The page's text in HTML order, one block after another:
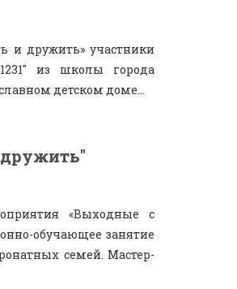
и дружить» участники
из школы города
детском доме...
дружить"
«Выходные с
обучающее занятие
семей. Мастер-